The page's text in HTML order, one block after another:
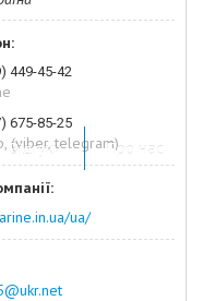
Відгуки Про нас
449-45-42
675-85-25
(viber, telegram)
ua/